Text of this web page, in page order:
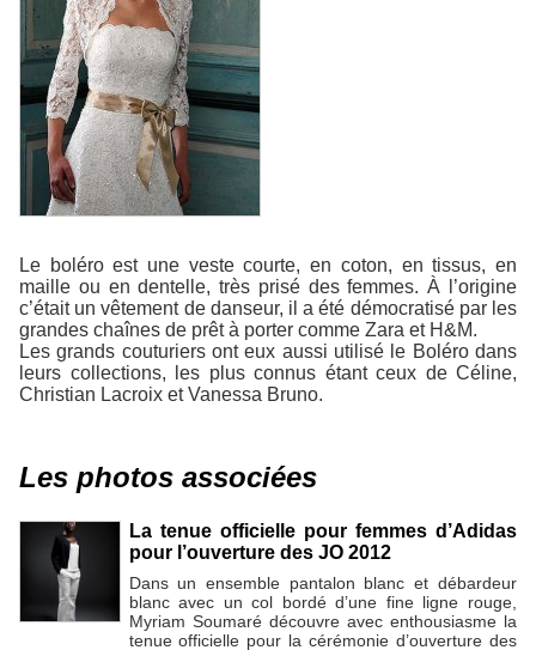
Le boléro est une veste courte, en coton, en tissus, en
maille ou en dentelle, très prisé des femmes. À l’origine
c’était un vêtement de danseur, il a été démocratisé par les
grandes chaînes de prêt à porter comme Zara et H&M.
Les grands couturiers ont eux aussi utilisé le Boléro dans
leurs collections, les plus connus étant ceux de Céline,
Christian Lacroix et Vanessa Bruno.
Les photos associées
La tenue officielle pour femmes d’Adidas
pour l’ouverture des JO 2012
Dans un ensemble pantalon blanc et débardeur
blanc avec un col bordé d’une fine ligne rouge,
Myriam Soumaré découvre avec enthousiasme la
tenue officielle pour la cérémonie d’ouverture des